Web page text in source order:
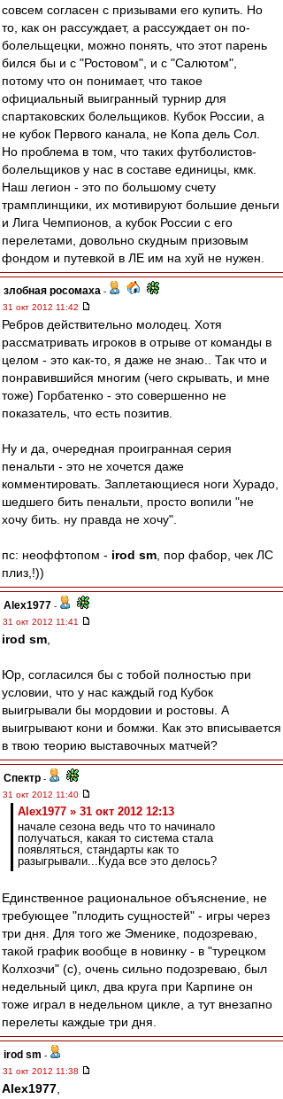
совсем согласен с призывами его купить. Но
то, как он рассуждает, а рассуждает он по-
болельщецки, можно понять, что этот парень
бился бы и с "Ростовом", и с "Салютом",
потому что он понимает, что такое
официальный выигранный турнир для
спартаковских болельщиков. Кубок России, а
не кубок Первого канала, не Копа дель Сол.
Но проблема в том, что таких футболистов-
болельщиков у нас в составе единицы, кмк.
Наш легион - это по большому счету
трамплинщики, их мотивируют большие деньги
и Лига Чемпионов, а кубок России с его
перелетами, довольно скудным призовым
фондом и путевкой в ЛЕ им на хуй не нужен.
злобная росомаха -
31 окт 2012 11:42
Ребров действительно молодец. Хотя
рассматривать игроков в отрыве от команды в
целом - это как-то, я даже не знаю.. Так что и
понравившийся многим (чего скрывать, и мне
тоже) Горбатенко - это совершенно не
показатель, что есть позитив.
Ну и да, очередная проигранная серия
пенальти - это не хочется даже
комментировать. Заплетающиеся ноги Хурадо,
шедшего бить пенальти, просто вопили "не
хочу бить. ну правда не хочу".
пс: неоффтопом - irod sm , пор фабор, чек ЛС
плиз,!))
Alex1977 -
31 окт 2012 11:41
irod sm
Юр, согласился бы с тобой полностью при
условии, что у нас каждый год Кубок
выигрывали бы мордовии и ростовы. А
выигрывают кони и бомжи. Как это вписывается
в твою теорию выставочных матчей?
Спектр -
31 окт 2012 11:40
Alex1977 » 31 окт 2012 12:13
начале сезона ведь что то начинало
получаться, какая то система стала
появляться, стандарты как то
разыгрывали...Куда все это делось?
Единственное рациональное объяснение, не
требующее "плодить сущностей" - игры через
три дня. Для того же Эменике, подозреваю,
такой график вообще в новинку - в "турецком
Колхозчи" (с), очень сильно подозреваю, был
недельный цикл, два круга при Карпине он
тоже играл в недельном цикле, а тут внезапно
перелеты каждые три дня.
irod sm -
31 окт 2012 11:38
Alex1977